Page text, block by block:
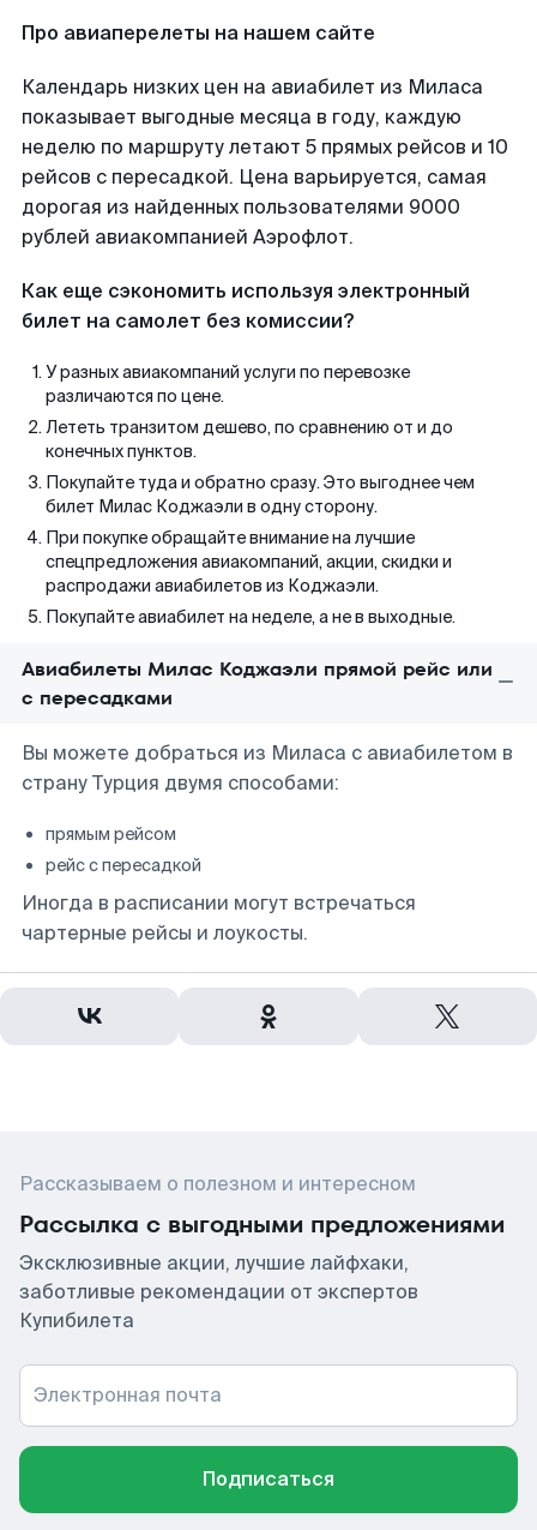
Про авиаперелеты на нашем сайте
Календарь низких цен на авиабилет из Миласа
показывает выгодные месяца в году, каждую
неделю по маршруту летают 5 прямых рейсов и 10
рейсов с пересадкой. Цена варьируется, самая
дорогая из найденных пользователями 9000
рублей авиакомпанией Аэрофлот.
Как еще сэкономить используя электронный
билет на самолет без комиссии?
У разных авиакомпаний услуги по перевозке
различаются по цене.
Лететь транзитом дешево, по сравнению от и до
конечных пунктов.
Покупайте туда и обратно сразу. Это выгоднее чем
билет Милас Коджаэли в одну сторону.
При покупке обращайте внимание на лучшие
спецпредложения авиакомпаний, акции, скидки и
распродажи авиабилетов из Коджаэли.
Покупайте авиабилет на неделе, а не в выходные.
Авиабилеты Милас Коджаэли прямой рейс или
с пересадками
Вы можете добраться из Миласа с авиабилетом в
страну Турция двумя способами:
прямым рейсом
рейс с пересадкой
Иногда в расписании могут встречаться
чартерные рейсы и лоукосты.
Рассказываем о полезном и интересном
Рассылка с выгодными предложениями
Эксклюзивные акции, лучшие лайфхаки,
заботливые рекомендации от экспертов
Купибилета
Электронная почта
Подписаться